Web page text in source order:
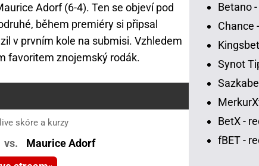
Adorf (6-4). Ten se objeví pod
během premiéry si připsal
v prvním kole na submisi. Vzhledem
favoritem znojemský rodák.
skóre a kurzy
vs.
Maurice Adorf
Betano
Chance
Synot
BetX -
fBET -